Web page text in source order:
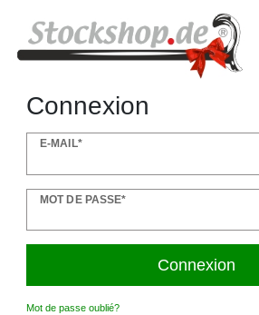
Connexion
E-MAIL*
MOT DE PASSE*
Connexion
Mot de passe oublié?